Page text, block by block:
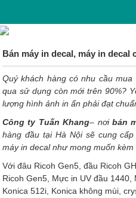
Bán máy in decal, máy in decal
Quý khách hàng có nhu cầu
qua sử dụng còn mới trên 90%?
lượng hình ảnh in ấn phải đạt
Công ty Tuấn Khang– nơi bán
hàng đầu tại Hà Nội sẽ cung
máy in decal như mong muốn
Với đâu Ricoh Gen5, đầu Ricoh
Ricoh Gen5, Mực in UV đầu 1440,
Konica 512i, Konica không mùi,